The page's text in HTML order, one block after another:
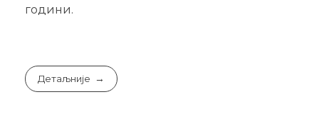
години.
Детаљније